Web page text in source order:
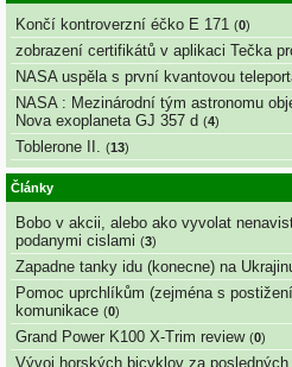
Končí kontroverzní éčko E 171 (0)
zobrazení certifikátů v aplikaci Tečka
NASA uspěla s první kvantovou
NASA : Mezinárodní tým astronomu
Nova exoplaneta GJ 357 d (4)
Toblerone II. (13)
Články
Bobo v akcii, alebo ako vyvolat
podanymi cislami (3)
Zapadne tanky idu (konecne) na
Pomoc uprchlíkům (zejména s
komunikace (0)
Grand Power K100 X-Trim review (0)
Vývoj horských bicyklov za posledných